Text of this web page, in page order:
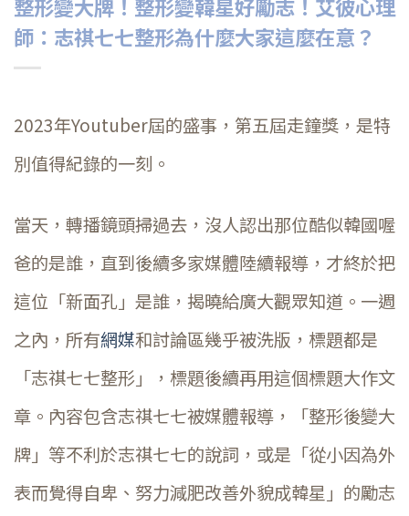
整形變大牌！整形變韓星好勵志！艾彼心理
師：志祺七七整形為什麼大家這麼在意？
2023年Youtuber屆的盛事，第五屆走鐘獎，是特
別值得紀錄的一刻。
當天，轉播鏡頭掃過去，沒人認出那位酷似韓國喔
爸的是誰，直到後續多家媒體陸續報導，才終於把
這位「新面孔」是誰，揭曉給廣大觀眾知道。一週
之內，所有網媒和討論區幾乎被洗版，標題都是
「志祺七七整形」，標題後續再用這個標題大作文
章。內容包含志祺七七被媒體報導，「整形後變大
牌」等不利於志祺七七的說詞，或是「從小因為外
表而覺得自卑、努力減肥改善外貌成韓星」的勵志